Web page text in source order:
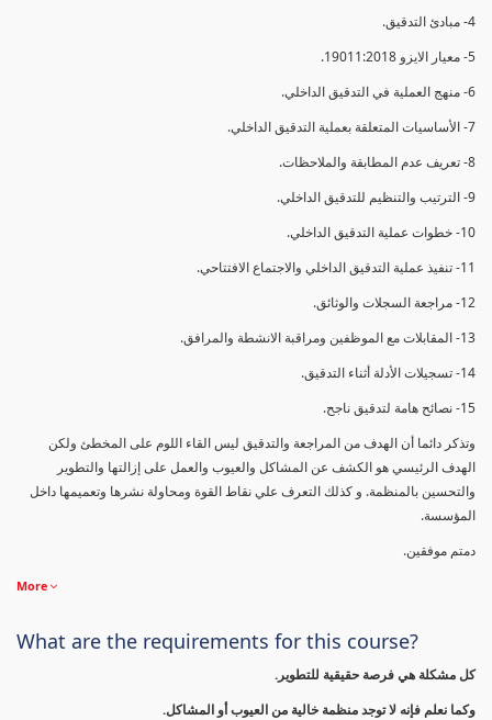
4- مبادئ التدقيق.
5- معيار الايزو 19011:2018.
6- منهج العملية في التدقيق الداخلي.
7- الأساسيات المتعلقة بعملية التدقيق الداخلي.
8- تعريف عدم المطابقة والملاحظات.
9- الترتيب والتنظيم للتدقيق الداخلي.
10- خطوات عملية التدقيق الداخلي.
11- تنفيذ عملية التدقيق الداخلي والاجتماع الافتتاحي.
12- مراجعة السجلات والوثائق.
13- المقابلات مع الموظفين ومراقبة الانشطة والمرافق.
14- تسجيلات الأدلة أثناء التدقيق.
15- نصائح هامة لتدقيق ناجح.
وتذكر دائما أن الهدف من المراجعة والتدقيق ليس القاء اللوم على المخطئ ولكن
الهدف الرئيسي هو الكشف عن المشاكل والعيوب والعمل على إزالتها والتطوير
والتحسين بالمنظمة. و كذلك التعرف علي نقاط القوة ومحاولة نشرها وتعميمها داخل
المؤسسة.
دمتم موفقين.
More
What are the requirements for this course?
كل مشكلة هي فرصة حقيقية للتطوير.
وكما نعلم فإنه لا توجد منظمة خالية من العيوب أو المشاكل.